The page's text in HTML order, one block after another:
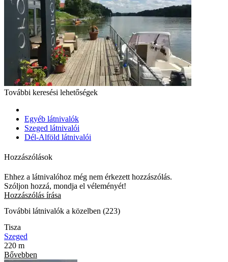
További keresési lehetőségek
Egyéb látnivalók
Szeged látnivalói
Dél-Alföld látnivalói
Hozzászólások
Ehhez a látnivalóhoz még nem érkezett hozzászólás.
Szóljon hozzá, mondja el véleményét!
Hozzászólás írása
További látnivalók a közelben (223)
Tisza
Szeged
220 m
Bővebben